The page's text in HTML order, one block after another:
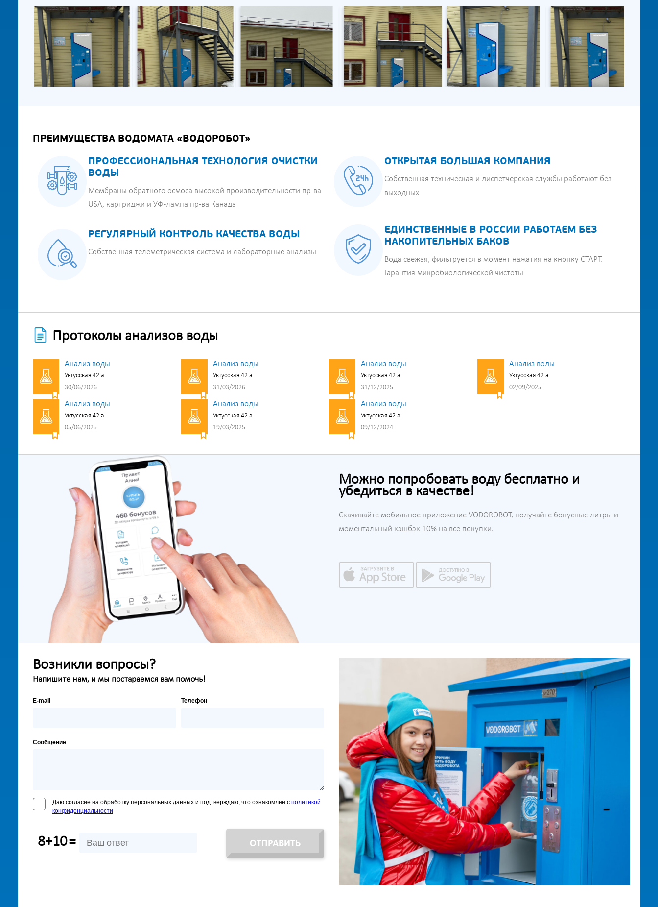
ПРЕИМУЩЕСТВА ВОДОМАТА «ВОДОРОБОТ»
ПРОФЕССИОНАЛЬНАЯ ТЕХНОЛОГИЯ ОЧИСТКИ
ВОДЫ
Мембраны обратного осмоса высокой производительности пр-ва
USA, картриджи и УФ-лампа пр-ва Канада
РЕГУЛЯРНЫЙ КОНТРОЛЬ КАЧЕСТВА ВОДЫ
Собственная телеметрическая система и лабораторные анализы
ОТКРЫТАЯ БОЛЬШАЯ КОМПАНИЯ
Собственная техническая и диспетчерская службы работают без
выходных
ЕДИНСТВЕННЫЕ В РОССИИ РАБОТАЕМ БЕЗ
НАКОПИТЕЛЬНЫХ БАКОВ
Вода свежая, фильтруется в момент нажатия на кнопку СТАРТ.
Гарантия микробиологической чистоты
Протоколы анализов воды
Анализ воды
Уктусская 42 а
30/06/2026
Анализ воды
Уктусская 42 а
31/03/2026
Анализ воды
Уктусская 42 а
31/12/2025
Анализ воды
Уктусская 42 а
02/09/2025
Анализ воды
Уктусская 42 а
05/06/2025
Анализ воды
Уктусская 42 а
19/03/2025
Анализ воды
Уктусская 42 а
09/12/2024
Можно попробовать воду бесплатно и
убедиться в качестве!
Скачивайте мобильное приложение VODOROBOT, получайте бонусные литры и
моментальный кэшбэк 10% на все покупки.
Возникли вопросы?
Напишите нам, и мы постараемся вам помочь!
E-mail Телефон
Сообщение
Даю согласие на обработку персональных данных и подтверждаю, что ознакомлен с политикой
конфиденциальности
8+10= ОТПРАВИТЬ